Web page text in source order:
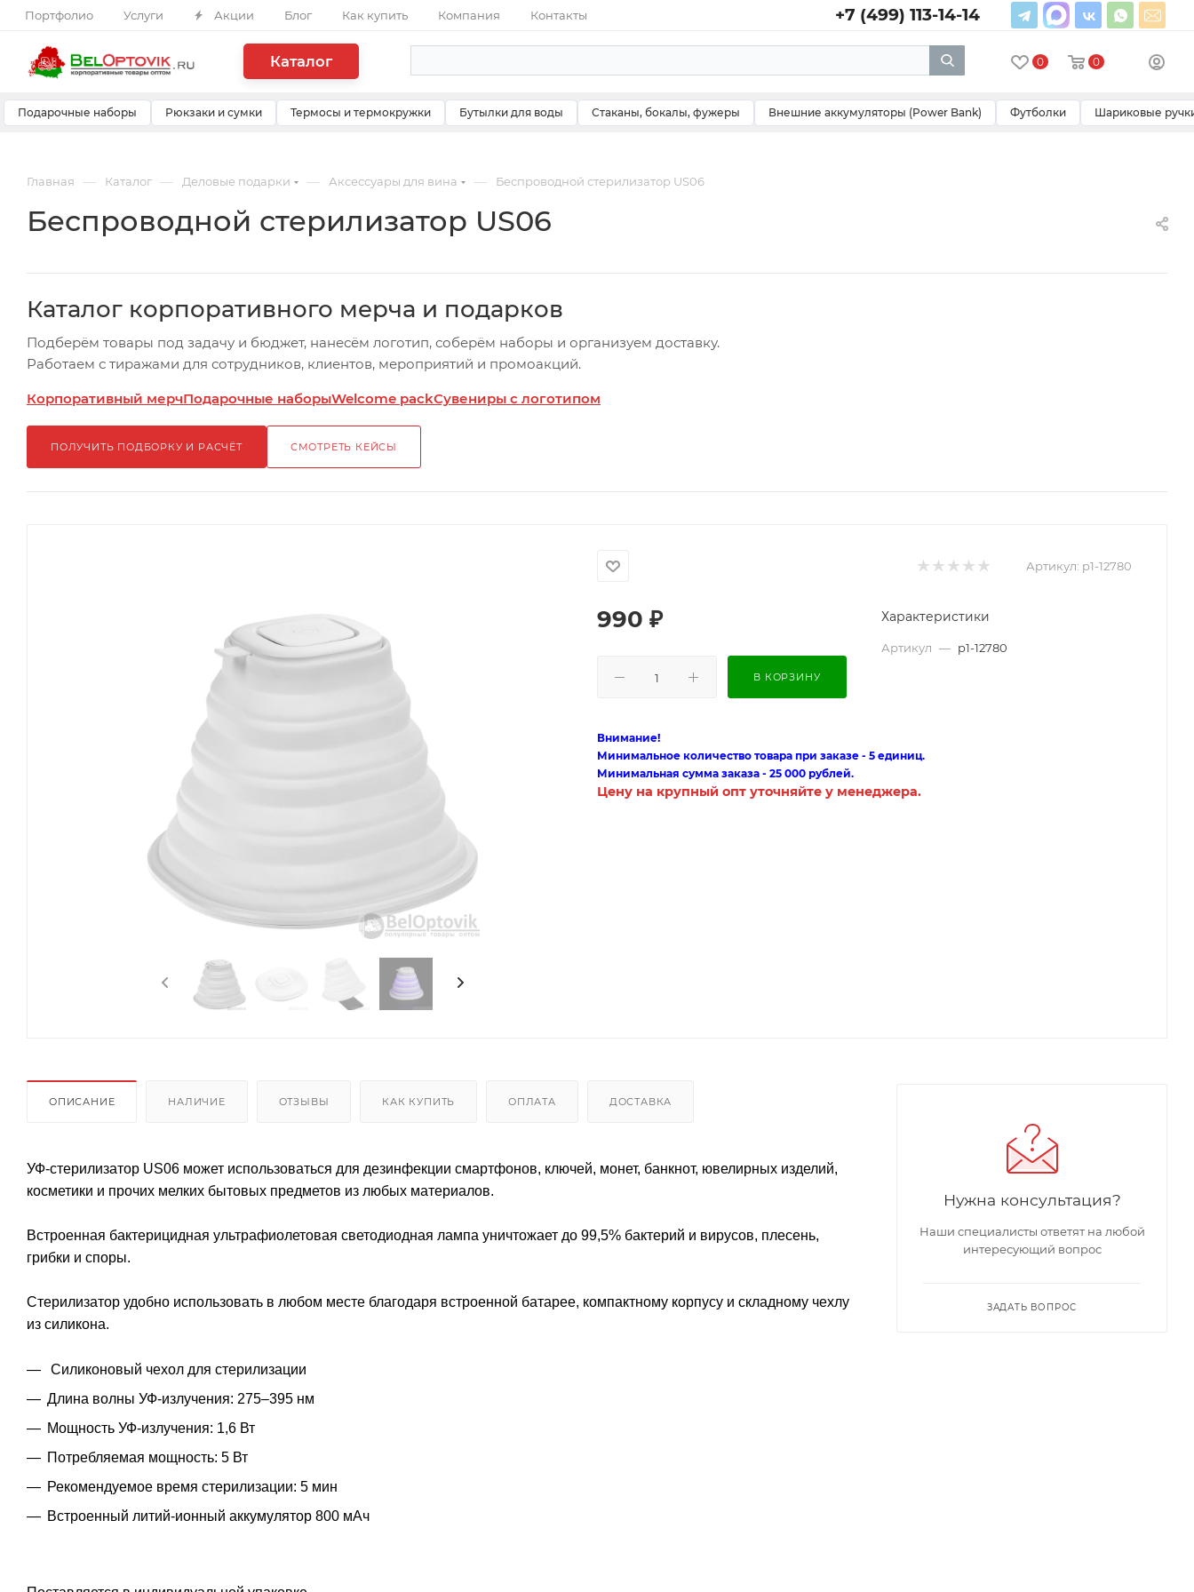
Портфолио Услуги Акции Блог Как купить Компания Контакты +7 (499) 113-14-14
Каталог 0 0
Подарочные наборы Рюкзаки и сумки Термосы и термокружки Бутылки для воды Стаканы, бокалы, фужеры Внешние аккумуляторы (Power Bank) Футболки Шариковые
Главная — Каталог — Деловые подарки — Аксессуары для вина — Беспроводной стерилизатор US06
Беспроводной стерилизатор US06
Каталог корпоративного мерча и подарков
Подберём товары под задачу и бюджет, нанесём логотип, соберём наборы и организуем доставку.
Работаем с тиражами для сотрудников, клиентов, мероприятий и промоакций.
Корпоративный мерчПодарочные наборыWelcome packСувениры с логотипом
ПОЛУЧИТЬ ПОДБОРКУ И РАСЧЁТ СМОТРЕТЬ КЕЙСЫ
Артикул: p1-12780
990 ₽
В КОРЗИНУ
Характеристики
Артикул — p1-12780
Внимание!
Минимальное количество товара при заказе - 5 единиц.
Минимальная сумма заказа - 25 000 рублей.
Цену на крупный опт уточняйте у менеджера.
ОПИСАНИЕ НАЛИЧИЕ ОТЗЫВЫ КАК КУПИТЬ ОПЛАТА ДОСТАВКА
УФ-стерилизатор US06 может использоваться для дезинфекции смартфонов, ключей, монет, банкнот, ювелирных изделий,
косметики и прочих мелких бытовых предметов из любых материалов.
Встроенная бактерицидная ультрафиолетовая светодиодная лампа уничтожает до 99,5% бактерий и вирусов, плесень,
грибки и споры.
Стерилизатор удобно использовать в любом месте благодаря встроенной батарее, компактному корпусу и складному чехлу
из силикона.
Силиконовый чехол для стерилизации
Длина волны УФ-излучения: 275–395 нм
Мощность УФ-излучения: 1,6 Вт
Потребляемая мощность: 5 Вт
Рекомендуемое время стерилизации: 5 мин
Встроенный литий-ионный аккумулятор 800 мАч
Нужна консультация?
Наши специалисты ответят на любой
интересующий вопрос
ЗАДАТЬ ВОПРОС